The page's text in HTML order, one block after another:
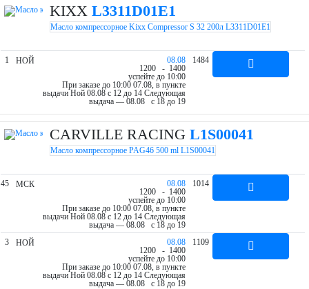
KIXX L3311D01E1
Масло компрессорное Kixx Compressor S 32 200л L3311D01E1
1 НОЙ
08.08
1200 - 1400
успейте до 10:00
При заказе до 10:00 07.08, в пункте
выдачи Ной 08.08 c 12 до 14 Следующая
выдача — 08.08 c 18 до 19
1484
CARVILLE RACING L1S00041
Масло компрессорное PAG46 500 ml L1S00041
45 МСК
08.08
1200 - 1400
успейте до 10:00
При заказе до 10:00 07.08, в пункте
выдачи Ной 08.08 c 12 до 14 Следующая
выдача — 08.08 c 18 до 19
1014
3 НОЙ
08.08
1200 - 1400
успейте до 10:00
При заказе до 10:00 07.08, в пункте
выдачи Ной 08.08 c 12 до 14 Следующая
выдача — 08.08 c 18 до 19
1109